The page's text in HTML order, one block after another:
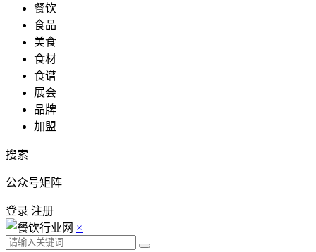
餐饮
食品
美食
食材
食谱
展会
品牌
加盟
搜索
公众号矩阵
登录|注册
×